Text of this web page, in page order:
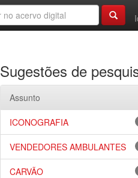
Sugestões de
Assunto
ICONOGRAFIA
VENDEDORES AMBULANTES
CARVÃO